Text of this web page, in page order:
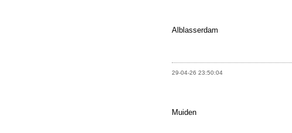
Alblasserdam
29-04-26 23:50:04
Muiden